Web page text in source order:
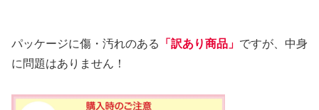
パッケージに傷・汚れのある 「訳あり商品」 ですが、中身
に問題はありません！